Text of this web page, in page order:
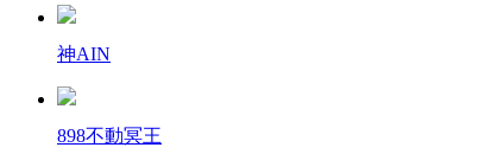
神AIN
898不動冥王